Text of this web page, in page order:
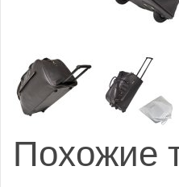
Похожие